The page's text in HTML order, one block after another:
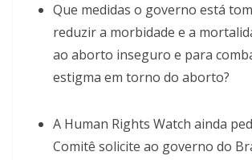
Que medidas o governo está
reduzir a morbidade e a
ao aborto inseguro e para
estigma em torno do aborto?
A Human Rights Watch ainda
Comitê solicite ao governo do